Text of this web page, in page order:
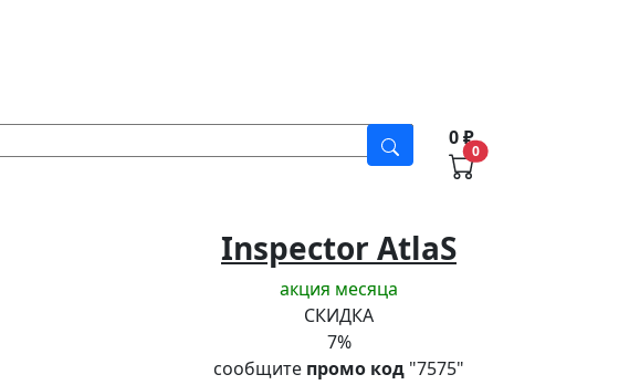
0₽
0
Inspector AtlaS
акция месяца
СКИДКА
7%
сообщите промо код "7575"